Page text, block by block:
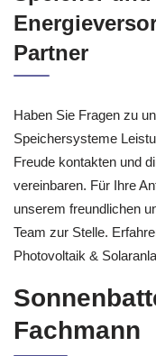
Partner
Haben Sie Fragen zu
Speichersysteme
Freude kontakten und
vereinbaren. Für Ihre
unserem freundlichen
Team zur Stelle.
Photovoltaik &
Fachmann